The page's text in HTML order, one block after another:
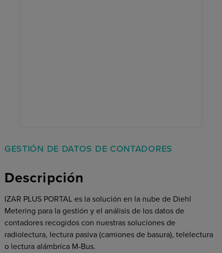
GESTIÓN DE DATOS DE CONTADORES
Descripción
IZAR PLUS PORTAL es la solución en la nube de Diehl
Metering para la gestión y el análisis de los datos de
contadores recogidos con nuestras soluciones de
radiolectura, lectura pasiva (camiones de basura), telelectura
o lectura alámbrica M-Bus.